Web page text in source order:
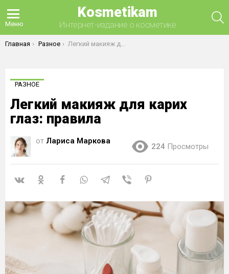
Меню
Kosmetikam
Интернет-издание о косметике
Вы здесь:
Главная Разное Легкий макияж для карих глаз: правила
РАЗНОЕ
Легкий макияж для карих
глаз: правила
от Лариса Маркова
224 Просмотры